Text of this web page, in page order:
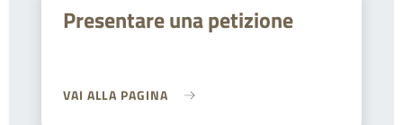
Presentare una petizione
VAI ALLA PAGINA